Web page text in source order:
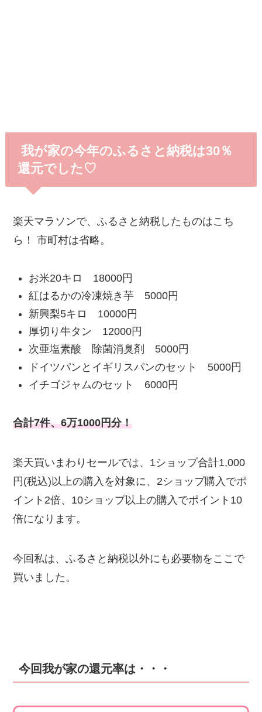
我が家の今年のふるさと納税は30％
還元でした♡
楽天マラソンで、ふるさと納税したものはこち
ら！ 市町村は省略。
お米20キロ 18000円
紅はるかの冷凍焼き芋 5000円
新興梨5キロ 10000円
厚切り牛タン 12000円
次亜塩素酸 除菌消臭剤 5000円
ドイツパンとイギリスパンのセット 5000円
イチゴジャムのセット 6000円
合計7件、6万1000円分！
楽天買いまわりセールでは、1ショップ合計1,000
円(税込)以上の購入を対象に、2ショップ購入でポ
イント2倍、10ショップ以上の購入でポイント10
倍になります。
今回私は、ふるさと納税以外にも必要物をここで
買いました。
今回我が家の還元率は・・・